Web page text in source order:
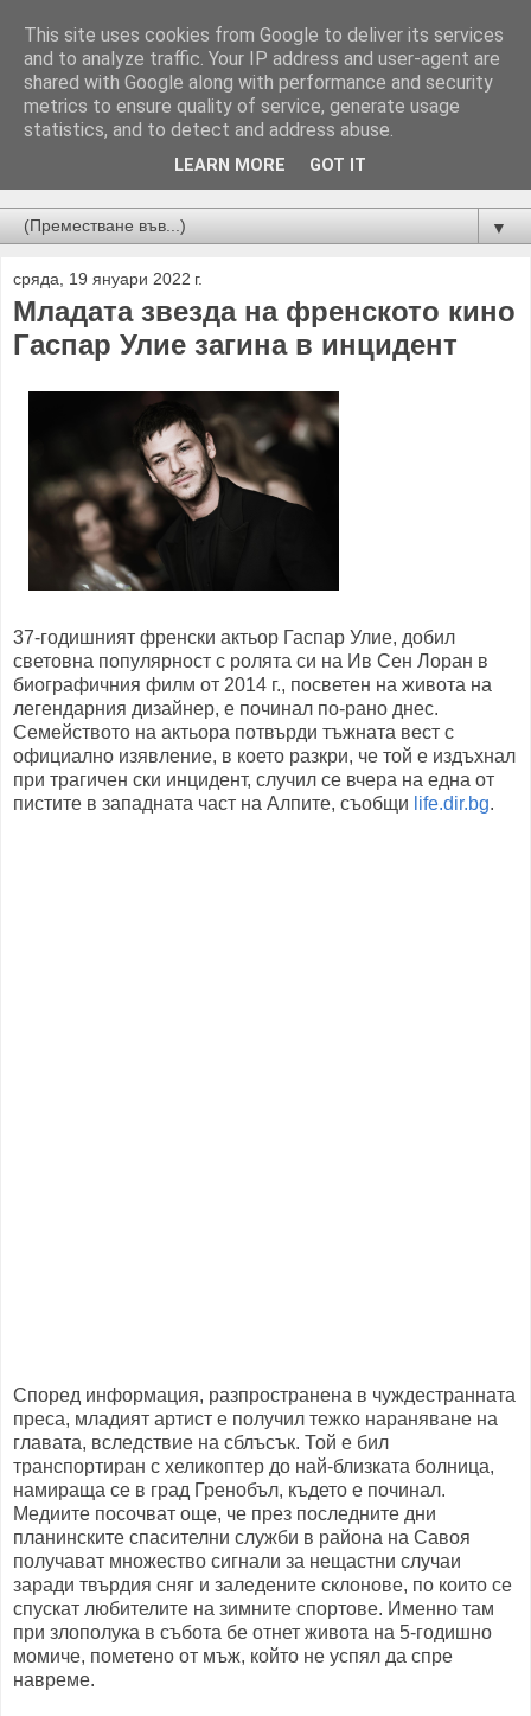
Новини от Бургас, страната и света!
▼
сряда, 19 януари 2022 г.
Младата звезда на френското кино
Гаспар Улие загина в инцидент
37-годишният френски актьор Гаспар Улие, добил
световна популярност с ролята си на Ив Сен Лоран в
биографичния филм от 2014 г., посветен на живота на
легендарния дизайнер, е починал по-рано днес.
Семейството на актьора потвърди тъжната вест с
официално изявление, в което разкри, че той е издъхнал
при трагичен ски инцидент, случил се вчера на една от
пистите в западната част на Алпите, съобщи life.dir.bg.
Според информация, разпространена в чуждестранната
преса, младият артист е получил тежко нараняване на
главата, вследствие на сблъсък. Той е бил
транспортиран с хеликоптер до най-близката болница,
намираща се в град Гренобъл, където е починал.
Медиите посочват още, че през последните дни
планинските спасителни служби в района на Савоя
получават множество сигнали за нещастни случаи
заради твърдия сняг и заледените склонове, по които се
спускат любителите на зимните спортове. Именно там
при злополука в събота бе отнет живота на 5-годишно
момиче, пометено от мъж, който не успял да спре
навреме.
This site uses cookies from Google to deliver its services
and to analyze traffic. Your IP address and user-agent are
shared with Google along with performance and security
metrics to ensure quality of service, generate usage
statistics, and to detect and address abuse.
LEARN MORE GOT IT